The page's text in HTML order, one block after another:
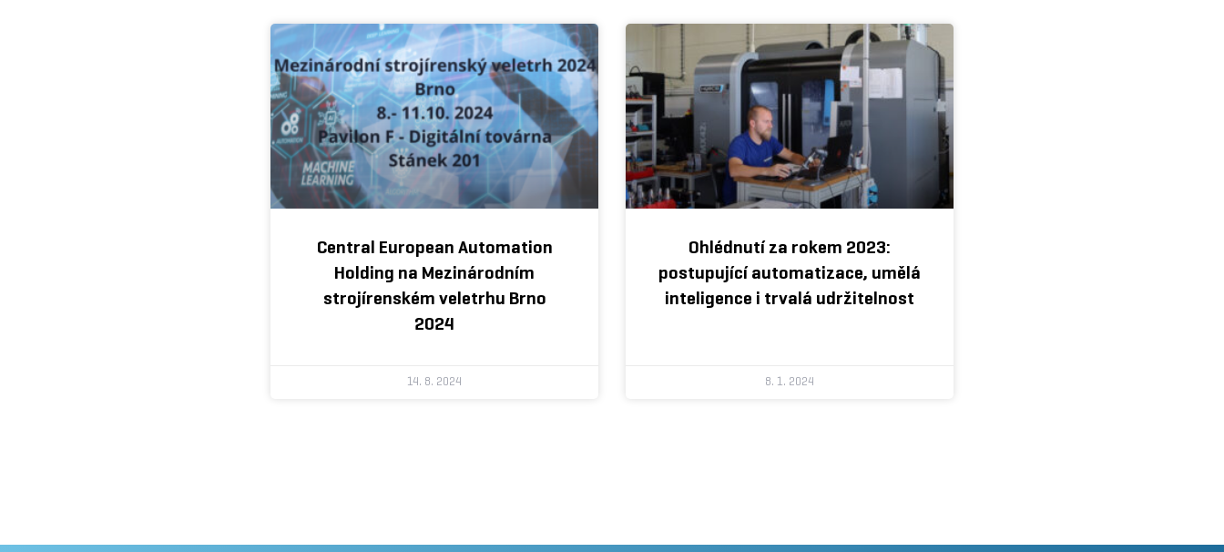
Central European Automation
Holding na Mezinárodním
strojírenském veletrhu Brno
2024
14. 8. 2024
Ohlédnutí za rokem 2023:
postupující automatizace, umělá
inteligence i trvalá udržitelnost
8. 1. 2024